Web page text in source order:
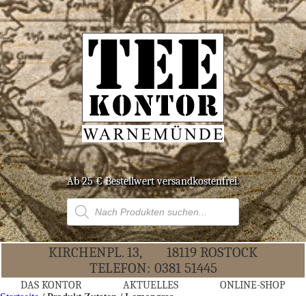
Ab 25 € Bestell­wert versandkostenfrei.
Products
search
KIR­CHEN­PL. 13,
18119 ROS­TOCK
TELE­FON: 0381 51445
DAS KON­TOR AKTU­EL­LES ONLINE-SHOP